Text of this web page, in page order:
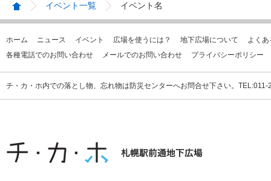
イベント一覧 イベント名
ホーム ニュース イベント 広場を使うには？ 地下広場について
よく
各種電話でのお問い合わせ
メールでのお問い合わせ プライバシーポリシー
チ・カ・ホ内での落とし物、忘れ物は防災センターへお問合せ下さい。